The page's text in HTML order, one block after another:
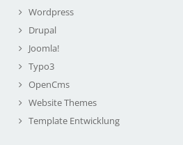
Wordpress
Drupal
Joomla!
Typo3
OpenCms
Website Themes
Template Entwicklung